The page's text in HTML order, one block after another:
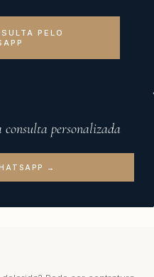
PELO
personalizada
→